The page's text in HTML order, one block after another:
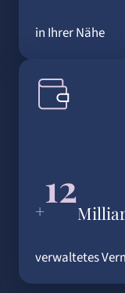
in Ihrer Nähe
+12
verwaltetes